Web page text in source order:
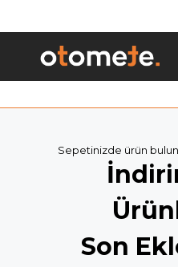
Sepetinizde ürün
Son